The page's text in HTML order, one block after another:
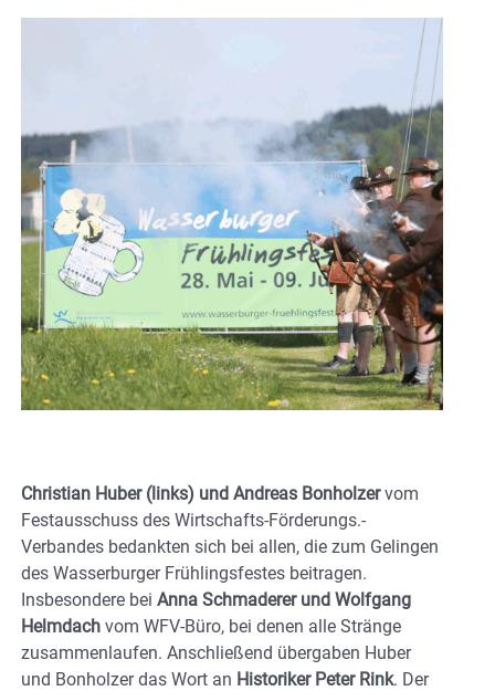
Christian Huber (links) und Andreas Bonholzervom
Festausschuss des Wirtschafts-Förderungs.-
Verbandes bedankten sich bei allen, die zum Gelingen
des Wasserburger Frühlingsfestes beitragen.
Insbesondere bei Anna Schmaderer und Wolfgang
Helmdach vom WFV-Büro, bei denen alle Stränge
zusammenlaufen. Anschließend übergaben Huber
und Bonholzer das Wort an Historiker Peter Rink. Der